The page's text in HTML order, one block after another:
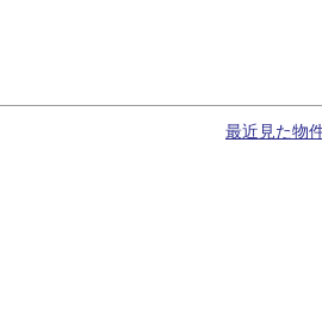
最近見た物